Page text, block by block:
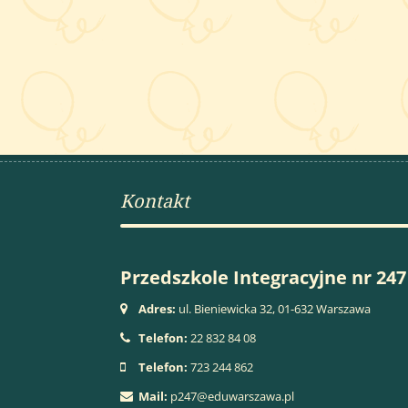
Kontakt
Przedszkole Integracyjne nr 247
Adres: ul. Bieniewicka 32, 01-632 Warszawa
Telefon: 22 832 84 08
Telefon: 723 244 862
Mail: p247@eduwarszawa.pl